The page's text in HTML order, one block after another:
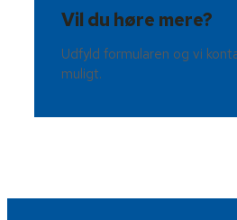
Vil du høre mere?
Udfyld formularen og vi
muligt.